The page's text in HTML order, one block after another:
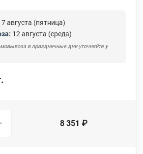
7 августа (пятница)
12 августа (среда)
в праздничные дни уточняйте у
8 351 ₽